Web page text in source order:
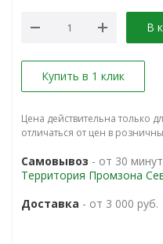
В
Купить в 1 клик
Цена действительна только
отличаться от цен в
Самовывоз - от 30
Территория Промзона
Доставка - от 3 000 руб.